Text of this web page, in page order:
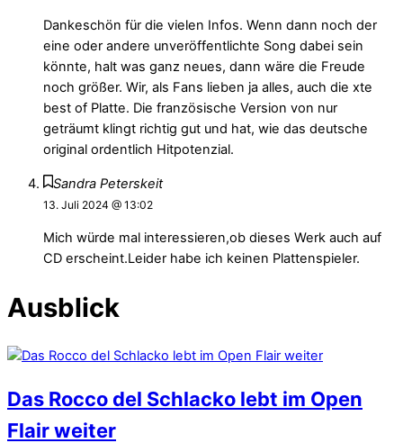
Dankeschön für die vielen Infos. Wenn dann noch der
eine oder andere unveröffentlichte Song dabei sein
könnte, halt was ganz neues, dann wäre die Freude
noch größer. Wir, als Fans lieben ja alles, auch die xte
best of Platte. Die französische Version von nur
geträumt klingt richtig gut und hat, wie das deutsche
original ordentlich Hitpotenzial.
Sandra Peterskeit
13. Juli 2024 @ 13:02
Mich würde mal interessieren,ob dieses Werk auch auf
CD erscheint.Leider habe ich keinen Plattenspieler.
Ausblick
Das Rocco del Schlacko lebt im Open
Flair weiter